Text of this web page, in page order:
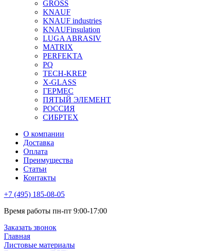
GROSS
KNAUF
KNAUF industries
KNAUFinsulation
LUGA ABRASIV
MATRIX
PERFEKTA
PQ
TECH-KREP
X-GLASS
ГЕРМЕС
ПЯТЫЙ ЭЛЕМЕНТ
РОССИЯ
СИБРТЕХ
О компании
Доставка
Оплата
Преимущества
Статьи
Контакты
+7 (495) 185-08-05
Время работы пн-пт 9:00-17:00
Заказать звонок
Главная
Листовые материалы